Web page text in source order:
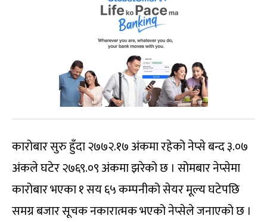
कारोबार सुरु हुँदा २७७२.१७ अंकमा रहेको नेप्से बन्द ३.०७
अंकले घटेर २७६९.०९ अंकमा झरेको छ । सोमबार नेप्सेमा
कारोबार भएका १ सय ६५ कम्पनीको सेयर मूल्य घटेपछि
समग्र बजार सूचक नकारात्मक भएको नेप्सेले जनाएको छ ।